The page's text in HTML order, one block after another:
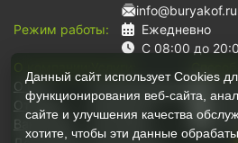
info@buryakof.ru
Режим работы:
Ежедневно
С 08:00 до
О компании:
О нас
Отзывы
Вакансии
Грузоперевозки
Переезды
Грузчики
Данный сайт использует Cookies
функционирования веб-сайта,
сайте и улучшения качества
хотите, чтобы эти данные